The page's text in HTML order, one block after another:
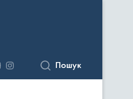
Пошук